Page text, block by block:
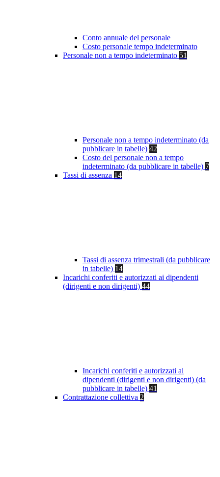
Conto annuale del personale
Costo personale tempo indeterminato
Personale non a tempo indeterminato 51
Personale non a tempo indeterminato (da
pubblicare in tabelle) 42
Costo del personale non a tempo
indeterminato (da pubblicare in tabelle) 7
Tassi di assenza 14
Tassi di assenza trimestrali (da pubblicare
in tabelle) 14
Incarichi conferiti e autorizzati ai dipendenti
(dirigenti e non dirigenti) 44
Incarichi conferiti e autorizzati ai
dipendenti (dirigenti e non dirigenti) (da
pubblicare in tabelle) 41
Contrattazione collettiva 2